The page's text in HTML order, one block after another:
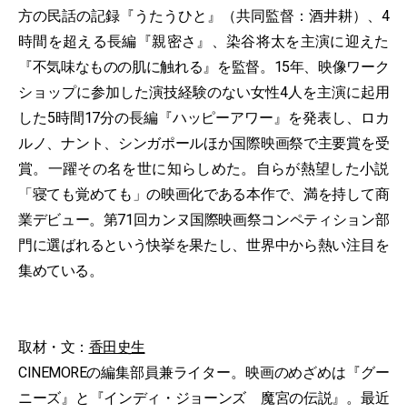
方の民話の記録『うたうひと』（共同監督：酒井耕）、4
時間を超える長編『親密さ』、染谷将太を主演に迎えた
『不気味なものの肌に触れる』を監督。15年、映像ワーク
ショップに参加した演技経験のない女性4人を主演に起用
した5時間17分の長編『ハッピーアワー』を発表し、ロカ
ルノ、ナント、シンガポールほか国際映画祭で主要賞を受
賞。一躍その名を世に知らしめた。自らが熱望した小説
「寝ても覚めても」の映画化である本作で、満を持して商
業デビュー。第71回カンヌ国際映画祭コンペティション部
門に選ばれるという快挙を果たし、世界中から熱い注目を
集めている。
取材・文： 香田史生
CINEMOREの編集部員兼ライター。映画のめざめは『グー
ニーズ』と『インディ・ジョーンズ 魔宮の伝説』。最近